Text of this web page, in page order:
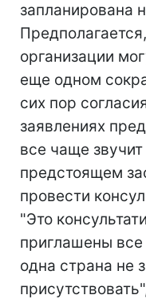
запланирована
организации
еще одном
сих пор
заявлениях
все чаще
предстоящем
провести
"Это
приглашены
одна страна не